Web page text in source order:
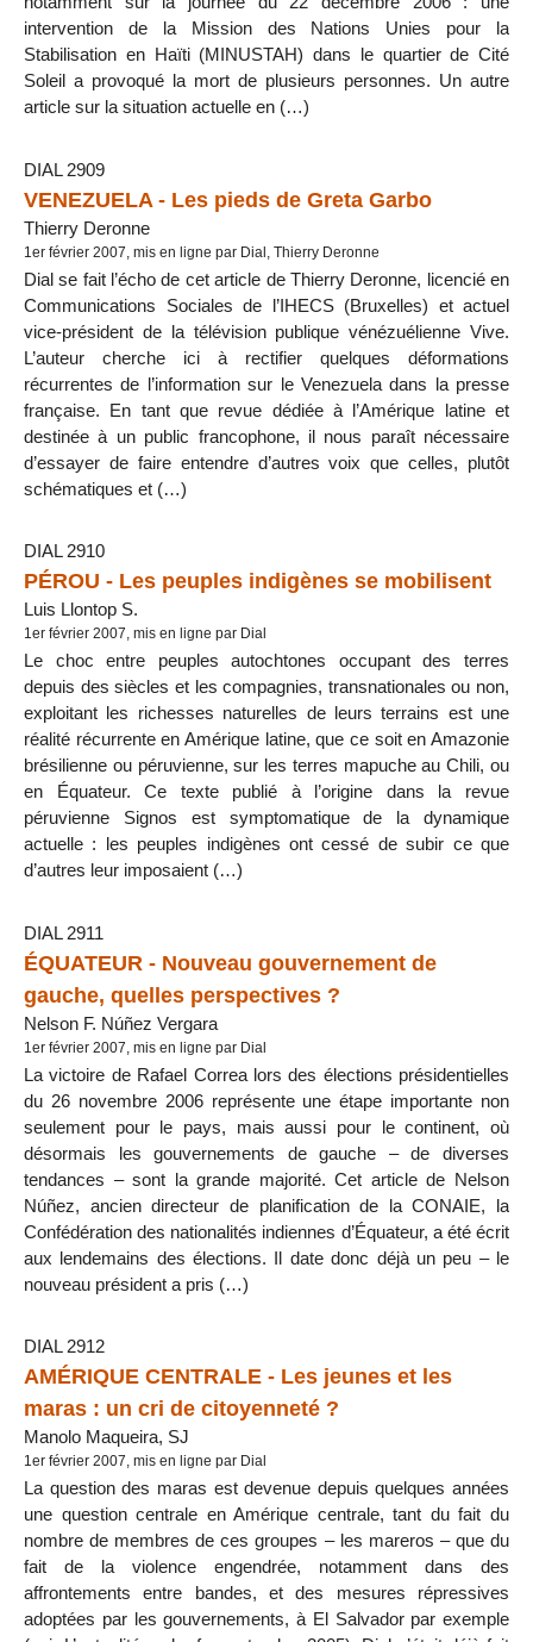
intervention de la Mission des Nations Unies pour la
Stabilisation en Haïti (MINUSTAH) dans le quartier de Cité
Soleil a provoqué la mort de plusieurs personnes. Un autre
article sur la situation actuelle en (…)
DIAL 2909
VENEZUELA - Les pieds de Greta Garbo
Thierry Deronne
1er février 2007, mis en ligne par Dial, Thierry Deronne
Dial se fait l’écho de cet article de Thierry Deronne, licencié en
Communications Sociales de l’IHECS (Bruxelles) et actuel
vice-président de la télévision publique vénézuélienne Vive.
L’auteur cherche ici à rectifier quelques déformations
récurrentes de l’information sur le Venezuela dans la presse
française. En tant que revue dédiée à l’Amérique latine et
destinée à un public francophone, il nous paraît nécessaire
d’essayer de faire entendre d’autres voix que celles, plutôt
schématiques et (…)
DIAL 2910
PÉROU - Les peuples indigènes se mobilisent
Luis Llontop S.
1er février 2007, mis en ligne par Dial
Le choc entre peuples autochtones occupant des terres
depuis des siècles et les compagnies, transnationales ou non,
exploitant les richesses naturelles de leurs terrains est une
réalité récurrente en Amérique latine, que ce soit en Amazonie
brésilienne ou péruvienne, sur les terres mapuche au Chili, ou
en Équateur. Ce texte publié à l’origine dans la revue
péruvienne Signos est symptomatique de la dynamique
actuelle : les peuples indigènes ont cessé de subir ce que
d’autres leur imposaient (…)
DIAL 2911
ÉQUATEUR - Nouveau gouvernement de
gauche, quelles perspectives ?
Nelson F. Núñez Vergara
1er février 2007, mis en ligne par Dial
La victoire de Rafael Correa lors des élections présidentielles
du 26 novembre 2006 représente une étape importante non
seulement pour le pays, mais aussi pour le continent, où
désormais les gouvernements de gauche – de diverses
tendances – sont la grande majorité. Cet article de Nelson
Núñez, ancien directeur de planification de la CONAIE, la
Confédération des nationalités indiennes d’Équateur, a été écrit
aux lendemains des élections. Il date donc déjà un peu – le
nouveau président a pris (…)
DIAL 2912
AMÉRIQUE CENTRALE - Les jeunes et les
maras : un cri de citoyenneté ?
Manolo Maqueira, SJ
1er février 2007, mis en ligne par Dial
La question des maras est devenue depuis quelques années
une question centrale en Amérique centrale, tant du fait du
nombre de membres de ces groupes – les mareros – que du
fait de la violence engendrée, notamment dans des
affrontements entre bandes, et des mesures répressives
adoptées par les gouvernements, à El Salvador par exemple